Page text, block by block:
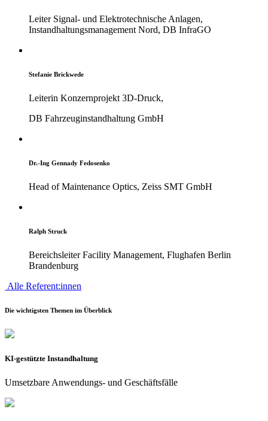
Leiter Signal- und Elektrotechnische Anlagen,
Instandhaltungsmanagement Nord, DB InfraGO
Stefanie Brickwede
Leiterin Konzernprojekt 3D-Druck,
DB Fahrzeuginstandhaltung GmbH
Dr.-Ing Gennady Fedosenko
Head of Maintenance Optics, Zeiss SMT GmbH
Ralph Struck
Bereichsleiter Facility Management, Flughafen Berlin
Brandenburg
Alle Referent:innen
Die wichtigsten Themen im Überblick
KI-gestützte Instandhaltung
Umsetzbare Anwendungs- und Geschäftsfälle